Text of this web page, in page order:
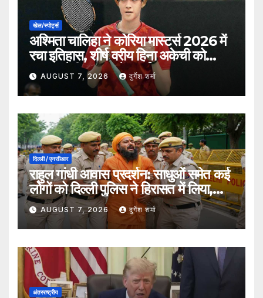
खेल/स्पोर्ट्स
अश्मिता चालिहा ने कोरिया मास्टर्स 2026 में
रचा इतिहास, शीर्ष वरीय हिना अकेची को
हराकर सेमीफाइनल में बनाई जगह
AUGUST 7, 2026 दुर्गेश शर्मा
दिल्ली / एनसीआर
राहुल गांधी आवास प्रदर्शन: साधुओं समेत कई
लोगों को दिल्ली पुलिस ने हिरासत में लिया,
सुरक्षा व्यवस्था कड़ी
AUGUST 7, 2026 दुर्गेश शर्मा
अंतरराष्ट्रीय